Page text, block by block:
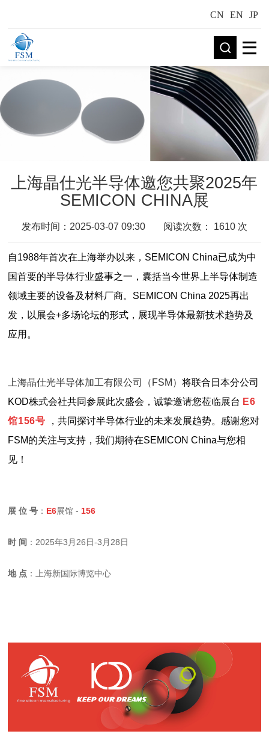
CN EN JP
上海晶仕光半导体邀您共聚2025年
SEMICON CHINA展
发布时间：2025-03-07 09:30 阅读次数： 1610次
自1988年首次在上海举办以来，SEMICON China已成为中
国首要的半导体行业盛事之一，囊括当今世界上半导体制造
领域主要的设备及材料厂商。SEMICON China 2025再出
发，以展会+多场论坛的形式，展现半导体最新技术趋势及
应用。
上海晶仕光半导体加工有限公司 （FSM）将联合日本分公司
KOD株式会社共同参展此次盛会，诚挚邀请您莅临展台 E6
馆156号
，共同探讨半导体行业的未来发展趋势。 感谢您对
FSM的关注与支持，我们期待在SEMICON China与您相
见！
展 位 号 ： E6展馆 -156
时 间 ：2025年3月26日-3月28日
地 点 ：上海新国际博览中心